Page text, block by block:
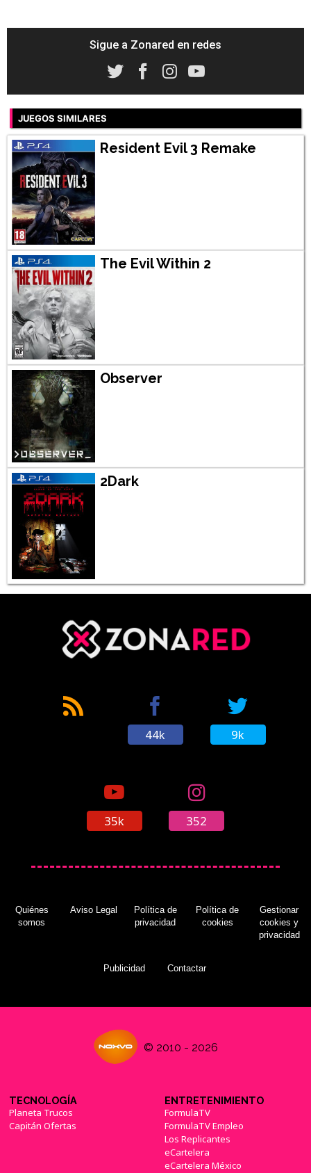
Sigue a Zonared en redes
JUEGOS SIMILARES
Resident Evil 3 Remake
The Evil Within 2
Observer
2Dark
44k 9k
35k 352
Quiénes
somos
Aviso Legal
Política de
privacidad
Política de
cookies
Gestionar
cookies y
privacidad
Publicidad Contactar
© 2010 - 2026
TECNOLOGÍA
Planeta Trucos
Capitán Ofertas
ENTRETENIMIENTO
FormulaTV
FormulaTV Empleo
Los Replicantes
eCartelera
eCartelera México